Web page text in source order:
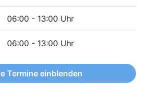
06:00 - 13:00 Uhr
06:00 - 13:00 Uhr
Termine einblenden